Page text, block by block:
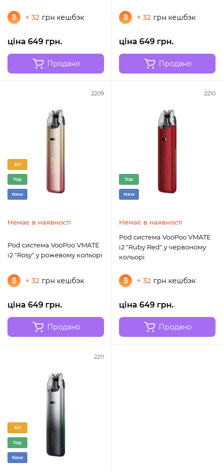
+ 32 грн кешбэк
ціна 649 грн.
Продано
+ 32 грн кешбэк
ціна 649 грн.
Продано
2209
Хіт
Top
New
Немає в наявності
Pod система VooPoo VMATE
i2 "Rosy" у рожевому кольорі
+ 32 грн кешбэк
ціна 649 грн.
Продано
2210
Top
New
Немає в наявності
Pod система VooPoo VMATE
i2 "Ruby Red" у червоному
кольорі
+ 32 грн кешбэк
ціна 649 грн.
Продано
2211
Хіт
Top
New